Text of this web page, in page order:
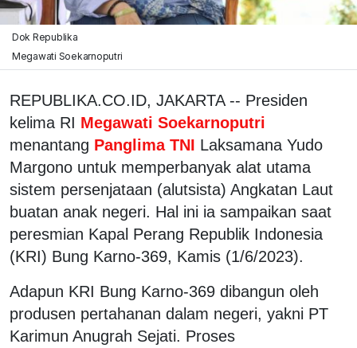
Dok Republika
Megawati Soekarnoputri
REPUBLIKA.CO.ID, JAKARTA -- Presiden
kelima RI Megawati Soekarnoputri
menantang Panglima TNI Laksamana Yudo
Margono untuk memperbanyak alat utama
sistem persenjataan (alutsista) Angkatan Laut
buatan anak negeri. Hal ini ia sampaikan saat
peresmian Kapal Perang Republik Indonesia
(KRI) Bung Karno-369, Kamis (1/6/2023).
Adapun KRI Bung Karno-369 dibangun oleh
produsen pertahanan dalam negeri, yakni PT
Karimun Anugrah Sejati. Proses